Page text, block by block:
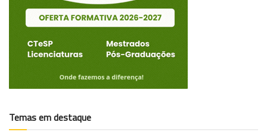
Temas em destaque